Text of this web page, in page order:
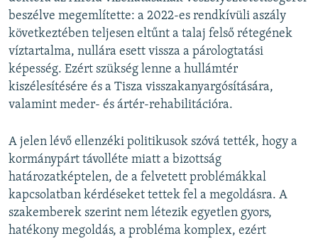
beszélve megemlítette: a 2022-es rendkívüli aszály
következtében teljesen eltűnt a talaj felső rétegének
víztartalma, nullára esett vissza a párologtatási
képesség. Ezért szükség lenne a hullámtér
kiszélesítésére és a Tisza visszakanyargósítására,
valamint meder- és ártér-rehabilitációra.
A jelen lévő ellenzéki politikusok szóvá tették, hogy a
kormánypárt távolléte miatt a bizottság
határozatképtelen, de a felvetett problémákkal
kapcsolatban kérdéseket tettek fel a megoldásra. A
szakemberek szerint nem létezik egyetlen gyors,
hatékony megoldás, a probléma komplex, ezért